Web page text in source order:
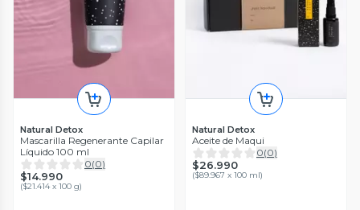
Natural Detox
Mascarilla Regenerante Capilar
Líquido 100 ml
0(0)
$14.990
($21.414 x 100 g)
Natural Detox
Aceite de Maqui
0(0)
$26.990
($89.967 x 100 ml)